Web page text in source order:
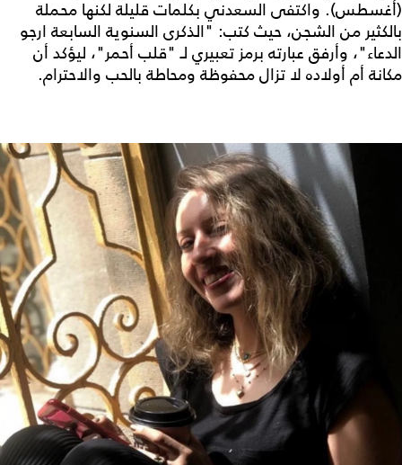
(أغسطس). واكتفى السعدني بكلمات قليلة لكنها محملة
بالكثير من الشجن، حيث كتب: "الذكرى السنوية السابعة ارجو
الدعاء"، وأرفق عبارته برمز تعبيري لـ "قلب أحمر"، ليؤكد أن
مكانة أم أولاده لا تزال محفوظة ومحاطة بالحب والاحترام.